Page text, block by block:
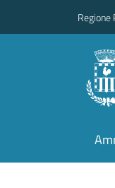
Regione